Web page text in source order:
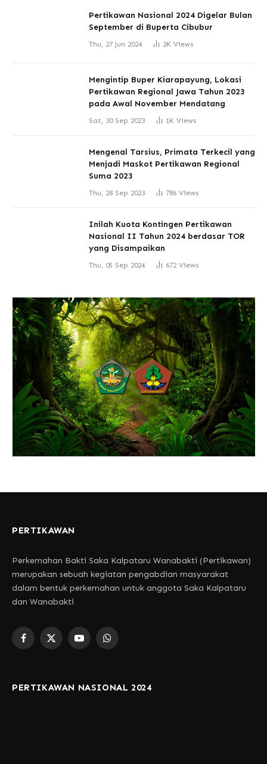
Pertikawan Nasional 2024 Digelar Bulan
September di Buperta Cibubur
Thu, 27 Jun 2024 2K Views
Mengintip Buper Kiarapayung, Lokasi
Pertikawan Regional Jawa Tahun 2023
pada Awal November Mendatang
Sat, 30 Sep 2023 1K Views
Mengenal Tarsius, Primata Terkecil yang
Menjadi Maskot Pertikawan Regional
Suma 2023
Thu, 28 Sep 2023 786 Views
Inilah Kuota Kontingen Pertikawan
Nasional II Tahun 2024 berdasar TOR
yang Disampaikan
Thu, 05 Sep 2024 672 Views
PERTIKAWAN
Perkemahan Bakti Saka Kalpataru Wanabakti (Pertikawan)
merupakan sebuah kegiatan pengabdian masyarakat
dalam bentuk perkemahan untuk anggota Saka Kalpataru
dan Wanabakti
Facebook
X
YouTubeWhatsApp
PERTIKAWAN NASIONAL 2024